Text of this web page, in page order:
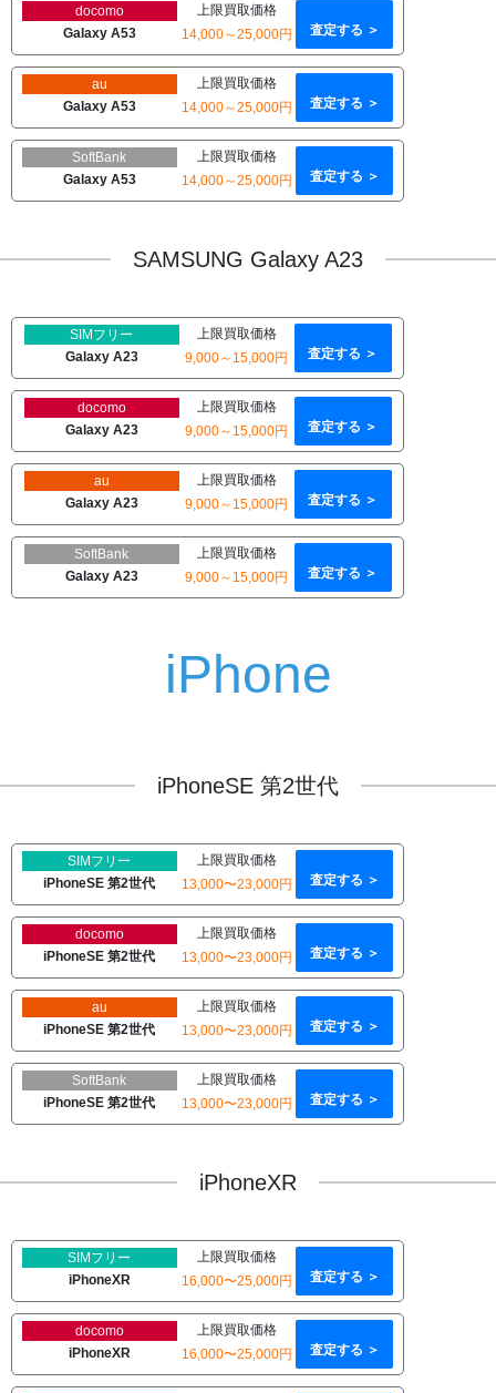
docomo
Galaxy A53
上限買取価格
14,000～25,000円
査定する ＞
au
Galaxy A53
上限買取価格
14,000～25,000円
査定する ＞
SoftBank
Galaxy A53
上限買取価格
14,000～25,000円
査定する ＞
SAMSUNG Galaxy A23
SIMフリー
Galaxy A23
上限買取価格
9,000～15,000円
査定する ＞
docomo
Galaxy A23
上限買取価格
9,000～15,000円
査定する ＞
au
Galaxy A23
上限買取価格
9,000～15,000円
査定する ＞
SoftBank
Galaxy A23
上限買取価格
9,000～15,000円
査定する ＞
iPhone
iPhoneSE 第2世代
SIMフリー
iPhoneSE 第2世代
上限買取価格
13,000〜23,000円
査定する ＞
docomo
iPhoneSE 第2世代
上限買取価格
13,000〜23,000円
査定する ＞
au
iPhoneSE 第2世代
上限買取価格
13,000〜23,000円
査定する ＞
SoftBank
iPhoneSE 第2世代
上限買取価格
13,000〜23,000円
査定する ＞
iPhoneXR
SIMフリー
iPhoneXR
上限買取価格
16,000〜25,000円
査定する ＞
docomo
iPhoneXR
上限買取価格
16,000〜25,000円
査定する ＞